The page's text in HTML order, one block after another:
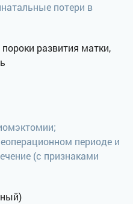
потери в
развития матки,
периоде и
(с признаками